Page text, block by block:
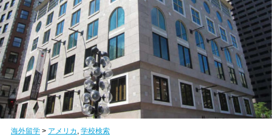
海外留学> アメリカ , 学校検索